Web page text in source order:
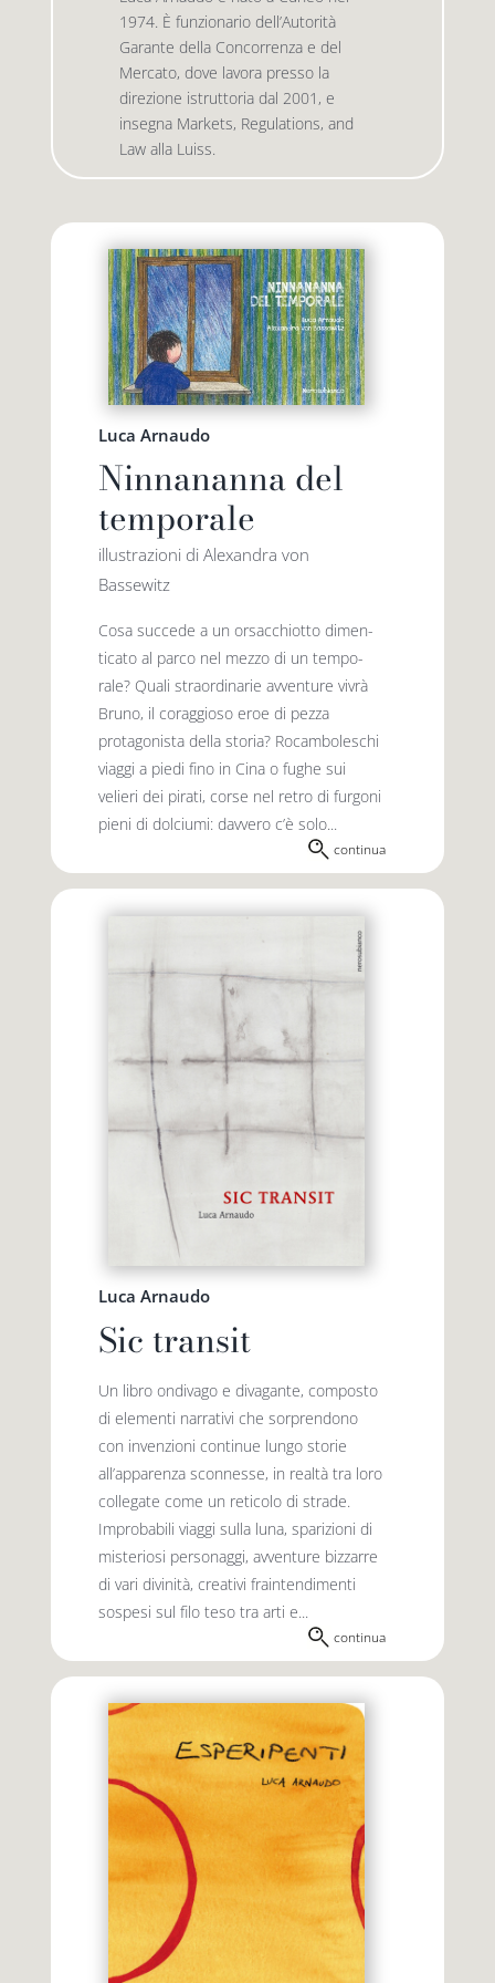
i fuori collana
Premio letterario Giallovalle
il tuo carrello
for:
1974. È funzionario dell’Autorità
Garante della Concorrenza e del
Mercato, dove lavora presso la
direzione istruttoria dal 2001, e
insegna Markets, Regulations, and
Law alla Luiss.
Luca Arnaudo
Ninnananna del
temporale
illustrazioni di Alexandra von
Bassewitz
Cosa succede a un orsacchiotto dimen­
tica­to al parco nel mezzo di un tempo­
rale? Quali straordinarie avventure vivrà
Bruno, il coraggioso eroe di pezza
protagonista della storia? Rocamboleschi
viaggi a piedi fino in Cina o fughe sui
velieri dei pirati, corse nel retro di furgoni
pieni di dolciumi: davvero c’è solo...
continua
Luca Arnaudo
Sic transit
Un libro ondivago e divagante, composto
di elementi narrativi che sorprendono
con invenzioni continue lungo storie
all’apparenza sconnesse, in realtà tra loro
collegate come un reticolo di strade.
Improbabili viaggi sulla luna, sparizioni di
misteriosi personaggi, avventure bizzarre
di vari divinità, creativi fraintendimenti
sospesi sul filo teso tra arti e...
continua